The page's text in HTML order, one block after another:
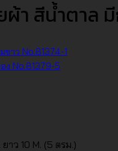
ผ้า สีน้ำตาล
าว 10 M. (5 ตรม.)